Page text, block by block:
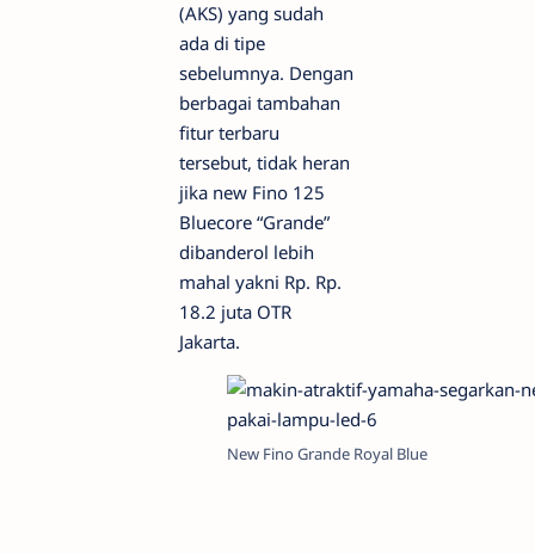
(AKS) yang sudah
ada di tipe
sebelumnya. Dengan
berbagai tambahan
fitur terbaru
tersebut, tidak heran
jika new Fino 125
Bluecore “Grande”
dibanderol lebih
mahal yakni Rp. Rp.
18.2 juta OTR
Jakarta.
New Fino Grande Royal Blue